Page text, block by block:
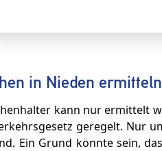
in Nieden ermitteln
kann nur ermittelt
geregelt. Nur
Ein Grund könnte sein,